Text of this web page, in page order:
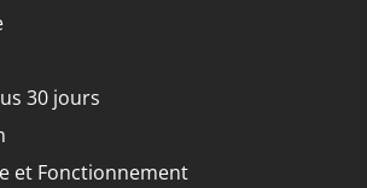
30 jours
et Fonctionnement